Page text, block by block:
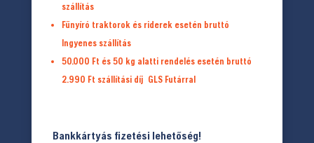
szállítás
Fűnyíró traktorok és riderek esetén bruttó
Ingyenes szállítás
50.000 Ft és 50 kg alatti rendelés esetén bruttó
2.990 Ft szállítási díj GLS Futárral
Bankkártyás fizetési lehetőség!